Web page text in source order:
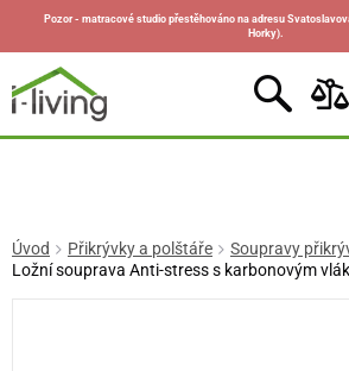
Pozor - matracové studio přestěhováno na adresu
Horky).
Úvod Přikrývky a polštáře
Soupravy
Ložní souprava Anti-stress s karbonovým